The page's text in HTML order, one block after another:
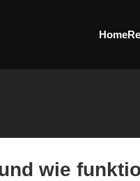
Home
wie